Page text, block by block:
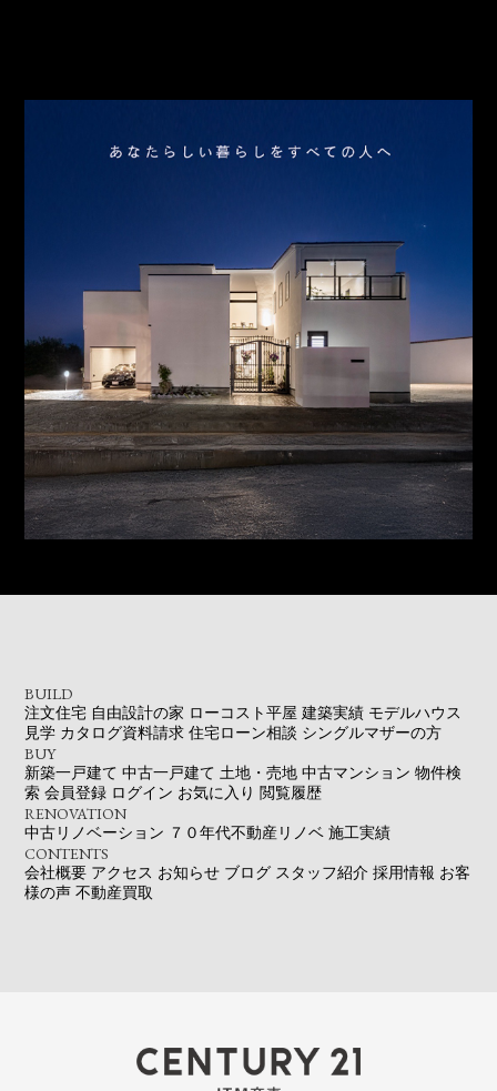
BUILD
注文住宅 自由設計の家 ローコスト平屋 建築実績 モデルハウス
見学 カタログ資料請求 住宅ローン相談 シングルマザーの方
BUY
新築一戸建て 中古一戸建て 土地・売地 中古マンション 物件検
索 会員登録 ログイン お気に入り 閲覧履歴
RENOVATION
中古リノベーション ７０年代不動産リノベ 施工実績
CONTENTS
会社概要 アクセス お知らせ ブログ スタッフ紹介 採用情報 お客
様の声 不動産買取